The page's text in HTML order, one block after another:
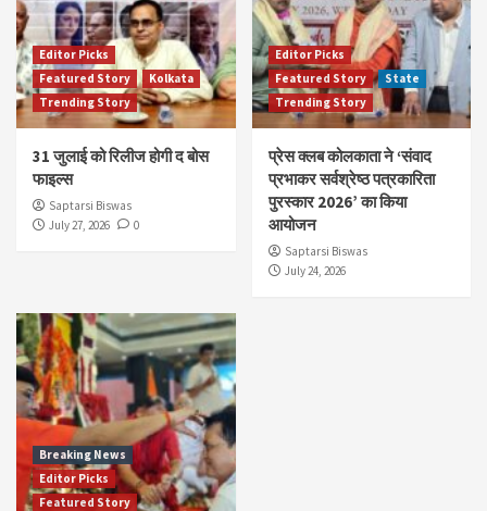
Editor Picks
Featured Story
Kolkata
Trending Story
31 जुलाई को रिलीज होगी द बोस
फाइल्स
Saptarsi Biswas
July 27, 2026
0
Editor Picks
Featured Story
State
Trending Story
प्रेस क्लब कोलकाता ने ‘संवाद
प्रभाकर सर्वश्रेष्ठ पत्रकारिता
पुरस्कार 2026’ का किया
आयोजन
Saptarsi Biswas
July 24, 2026
Breaking News
Editor Picks
Featured Story